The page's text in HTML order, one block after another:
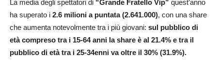
La media degli spettatori di “Grande Fratello Vip” quest’anno
ha superato i 2.6 milioni a puntata (2.641.000), con una share
che aumenta notevolmente tra i più giovani: sul pubblico di
età compreso tra i 15-64 anni la share è al 21.4% e tra il
pubblico di età tra i 25-34enni va oltre il 30% (31.9%).